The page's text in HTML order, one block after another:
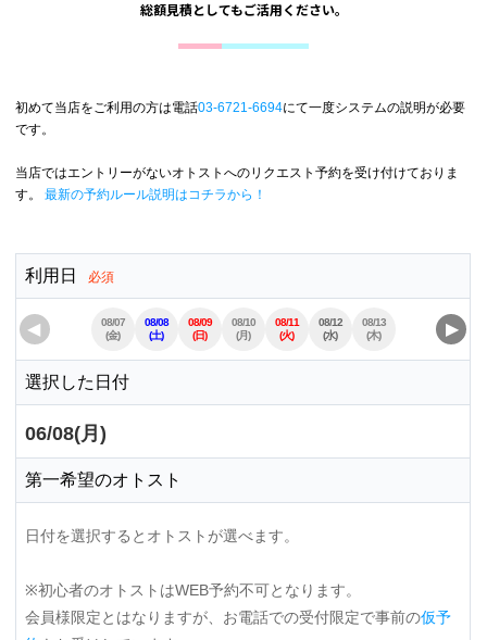
総額見積としてもご活用ください。
初めて当店をご利用の方は電話03-6721-6694にて一度システムの説明が必要
です。
当店ではエントリーがないオトストへのリクエスト予約を受け付けておりま
す。
最新の予約ルール説明はコチラから！
利用日 必須
◀
08/07
(金)
08/08
(土)
08/09
(日)
08/10
(月)
08/11
(火)
08/12
(水)
08/13
(木)
08/15
(土)
▶
選択した日付
06/08(月)
第一希望のオトスト
日付を選択するとオトストが選べます。
※初心者のオトストはWEB予約不可となります。
会員様限定とはなりますが、お電話での受付限定で事前の仮予